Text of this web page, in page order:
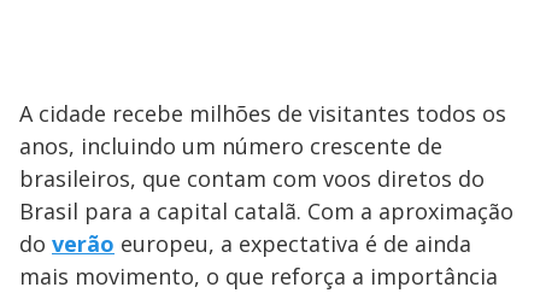
A cidade recebe milhões de visitantes todos os
anos, incluindo um número crescente de
brasileiros, que contam com voos diretos do
Brasil para a capital catalã. Com a aproximação
do verão europeu, a expectativa é de ainda
mais movimento, o que reforça a importância